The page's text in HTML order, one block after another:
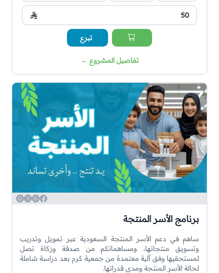
تبرع
تفاصيل المشروع ←
Facebook
WhatsApp
Twitter
Copy
برنامج الأسر المنتجة
ساهم في دعم الأسر المنتجة السعودية عبر تمويل وتدريب
وتسويق منتجاتها، ومساهماتكم من صدقة وزكاة تصل
لمستحقيها وفق آلية معتمدة من جمعية كرم بعد دراسة شاملة
لحالة الأسر المنتجة ومدى قدراتها.